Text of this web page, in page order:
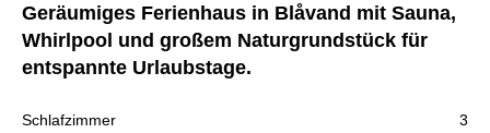
Geräumiges Ferienhaus in Blåvand mit Sauna,
Whirlpool und großem Naturgrundstück für
entspannte Urlaubstage.
Schlafzimmer
3